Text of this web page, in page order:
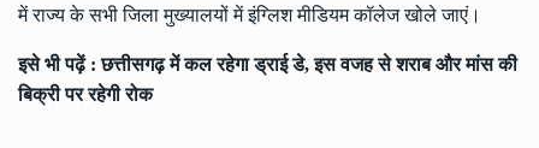
में राज्य के सभी जिला मुख्यालयों में इंग्लिश मीडियम कॉलेज खोले जाएं।
इसे भी पढ़ें :छत्तीसगढ़ में कल रहेगा ड्राई डे, इस वजह से शराब और मांस की
बिक्री पर रहेगी रोक